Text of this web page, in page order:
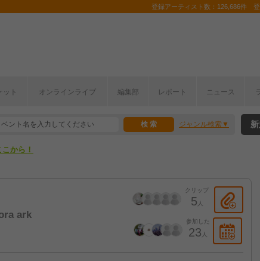
登録アーティスト数：126,686件
ット オンラインライブ 編集部 レポート ニュース
ジャンル検索
半期編発表！
から！
ark
クリップ
5 人
参加した
23 人